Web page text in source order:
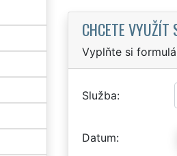
CHCETE VYUŽÍT
Vyplňte si
Služba
Datum